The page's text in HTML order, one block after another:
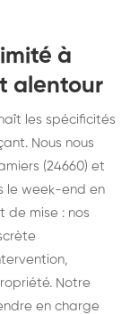
à
alentour
les spécificités
Nous nous
(24660) et
le week-end en
de mise : nos
Notre
en charge